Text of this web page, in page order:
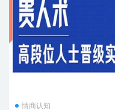
情商认知